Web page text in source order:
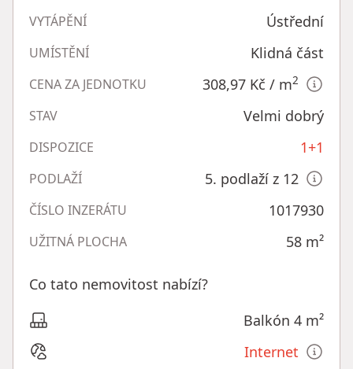
VYTÁPĚNÍ Ústřední
UMÍSTĚNÍ Klidná část
CENA ZA JEDNOTKU 308,97 Kč / m2
STAV Velmi dobrý
DISPOZICE 1+1
PODLAŽÍ 5. podlaží z 12
ČÍSLO INZERÁTU 1017930
UŽITNÁ PLOCHA 58 m²
Co tato nemovitost nabízí?
Balkón 4 m²
Internet